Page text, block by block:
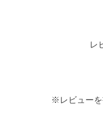
レ
※レビュー